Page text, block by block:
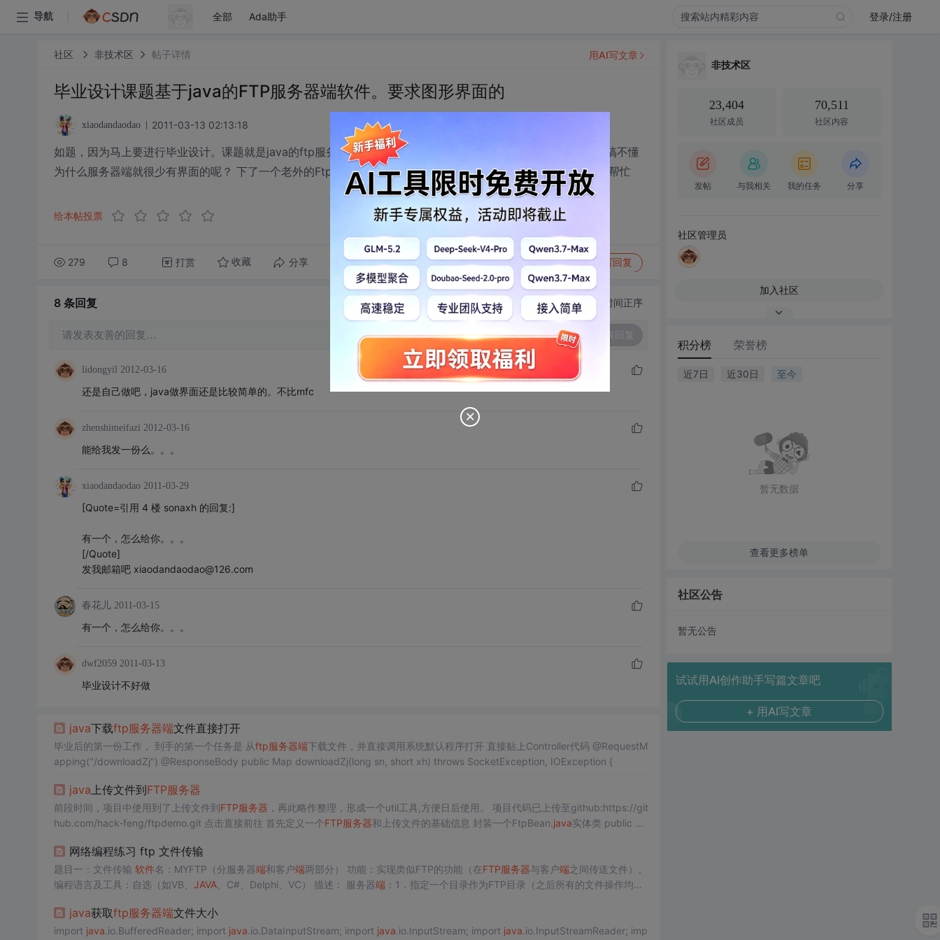
导航 全部 Ada助手 登录/注册
社区 非技术区 帖子详情
毕业设计课题基于java的FTP服务器端软件。要求图形界面的
xiaodandaodao 2011-03-13 02:13:18
如题，因为马上要进行毕业设计。课题就是java的ftp服务器软件。网上有很多那个代码，但是都是没有界面的。搞不懂
为什么服务器端就很少有界面的呢？ 下了一个老外的FtpGoServer软件。很不错。但是没有源代码.求各位大大帮帮忙
给本帖投票
279 8 打赏 收藏 分享 转发到动态 举报 写回复
用AI写文章
8 条回复 切换为时间正序
请发表友善的回复…
lidongyil 2012-03-16
还是自己做吧，java做界面还是比较简单的。不比mfc
zhenshimeifazi 2012-03-16
能给我发一份么。。。
xiaodandaodao 2011-03-29
[Quote=引用 4 楼 sonaxh 的回复:]
有一个，怎么给你。。。
[/Quote]
发我邮箱吧 xiaodandaodao@126.com
春花儿 2011-03-15
有一个，怎么给你。。。
dwf2059 2011-03-13
毕业设计不好做
java下载ftp服务器端文件直接打开
毕业后的第一份工作， 到手的第一个任务是 从ftp服务器端下载文件，并直接调用系统默认程序打开 直接贴上Controller代码 @RequestM
apping("/downloadZj") @ResponseBody public Map downloadZj(long sn, short xh) throws SocketException, IOException {
java上传文件到FTP服务器
前段时间，项目中使用到了上传文件到FTP服务器 ，再此略作整理，形成一个util工具,方便日后使用。 项目代码已上传至github:https://git
hub.com/hack-feng/ftpdemo.git 点击直接前往 首先定义一个FTP服务器和上传文件的基础信息 封装一个FtpBean. java实体类 public cla
网络编程练习 ftp 文件传输
题目一：文件传输 软件名：MYFTP（分服务器端和客户端两部分） 功能：实现类似FTP的功能（在FTP服务器与客户端之间传送文件）。
编程语言及工具：自选（如VB、 JAVA、C#、Delphi、VC） 描述： 服务器端：1．指定一个目录作为FTP目录（之后所有的文件操作均在
java获取ftp服务器端文件大小
import java .io.BufferedReader; import java .io.DataInputStream; import java .io.InputStream; import java .io.InputStreamReader; imp
非技术区
23,404
社区成员
70,511
社区内容
发帖 与我相关 我的任务 分享
社区管理员
加入社区
积分榜 荣誉榜
近7日 近30日 至今
暂无数据
查看更多榜单
社区公告
暂无公告
试试用AI创作助手写篇文章吧
+ 用AI写文章